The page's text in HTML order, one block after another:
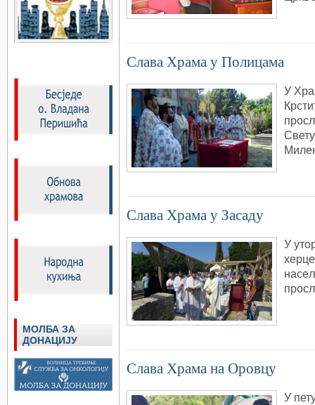
Слава Храма у Полицама
У
Слава Храма у Засаду
У
Слава Храма на Оровцу
У
МОЛБА ЗА
ДОНАЦИЈУ